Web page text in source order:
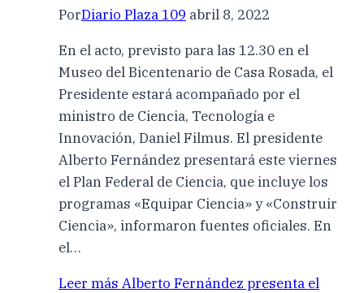
PorDiario Plaza 109 abril 8, 2022
En el acto, previsto para las 12.30 en el
Museo del Bicentenario de Casa Rosada, el
Presidente estará acompañado por el
ministro de Ciencia, Tecnología e
Innovación, Daniel Filmus. El presidente
Alberto Fernández presentará este viernes
el Plan Federal de Ciencia, que incluye los
programas «Equipar Ciencia» y «Construir
Ciencia», informaron fuentes oficiales. En
el…
Leer más Alberto Fernández presenta el